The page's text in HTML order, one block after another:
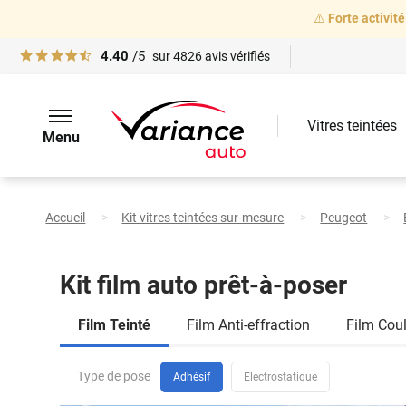
⚠️ Forte activité
4.40 /5 sur4826avis vérifiés
Menu
Vitres teintées
Accueil Kit vitres teintées sur-mesure Peugeot
Kit film auto prêt-à-poser
Film Teinté Film Anti-effraction Film
Type de pose Adhésif Electrostatique
L1 Court 5portes
depuis
arrière
de
Sélectionnez votre marque
Sélectionnez votre modèle
Carrosserie
Sélectionnez votre carrosserie